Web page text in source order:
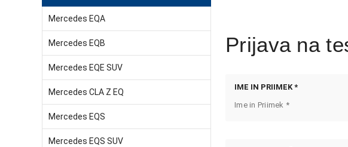
Mercedes EQA
Mercedes EQB
Mercedes EQE SUV
Mercedes CLA Z EQ
Mercedes EQS
Mercedes EQS SUV
Prijava na
IME IN PRIIMEK *